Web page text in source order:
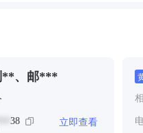
**、邮***
38 立即查看